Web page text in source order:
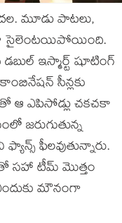
మూడు పాటలు,
సైలెంటయిపోయింది.
ఇస్మార్ట్ షూటింగ్
సీన్లకు
ఆ ఎపిసోడ్లు చకచకా
జరుగుతున్న
ఫ్యాన్స్ ఫీలవుతున్నారు.
సహా టీమ్ మొత్తం
మౌనంగా